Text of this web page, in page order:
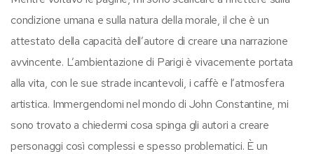
condizione umana e sulla natura della morale, il che è un
attestato della capacità dell’autore di creare una narrazione
avvincente. L’ambientazione di Parigi è vivacemente portata
alla vita, con le sue strade incantevoli, i caffè e l’atmosfera
artistica. Immergendomi nel mondo di John Constantine, mi
sono trovato a chiedermi cosa spinga gli autori a creare
personaggi così complessi e spesso problematici. È un